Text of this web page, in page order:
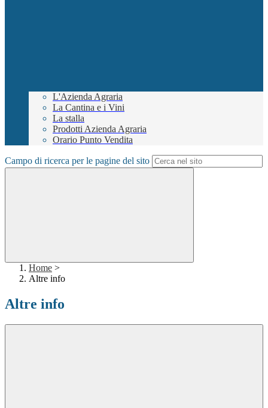
L'Azienda Agraria
La Cantina e i Vini
La stalla
Prodotti Azienda Agraria
Orario Punto Vendita
Campo di ricerca per le pagine del sito
Home >
Altre info
Altre info